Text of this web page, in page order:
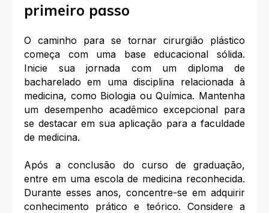
primeiro passo
O caminho para se tornar cirurgião plástico
começa com uma base educacional sólida.
Inicie sua jornada com um diploma de
bacharelado em uma disciplina relacionada à
medicina, como Biologia ou Química. Mantenha
um desempenho acadêmico excepcional para
se destacar em sua aplicação para a faculdade
de medicina.
Após a conclusão do curso de graduação,
entre em uma escola de medicina reconhecida.
Durante esses anos, concentre-se em adquirir
conhecimento prático e teórico. Considere a